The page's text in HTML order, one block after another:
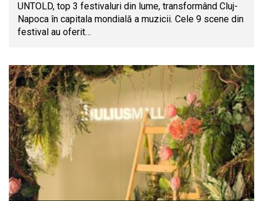
UNTOLD, top 3 festivaluri din lume, transformând Cluj-
Napoca în capitala mondială a muzicii. Cele 9 scene din
festival au oferit…